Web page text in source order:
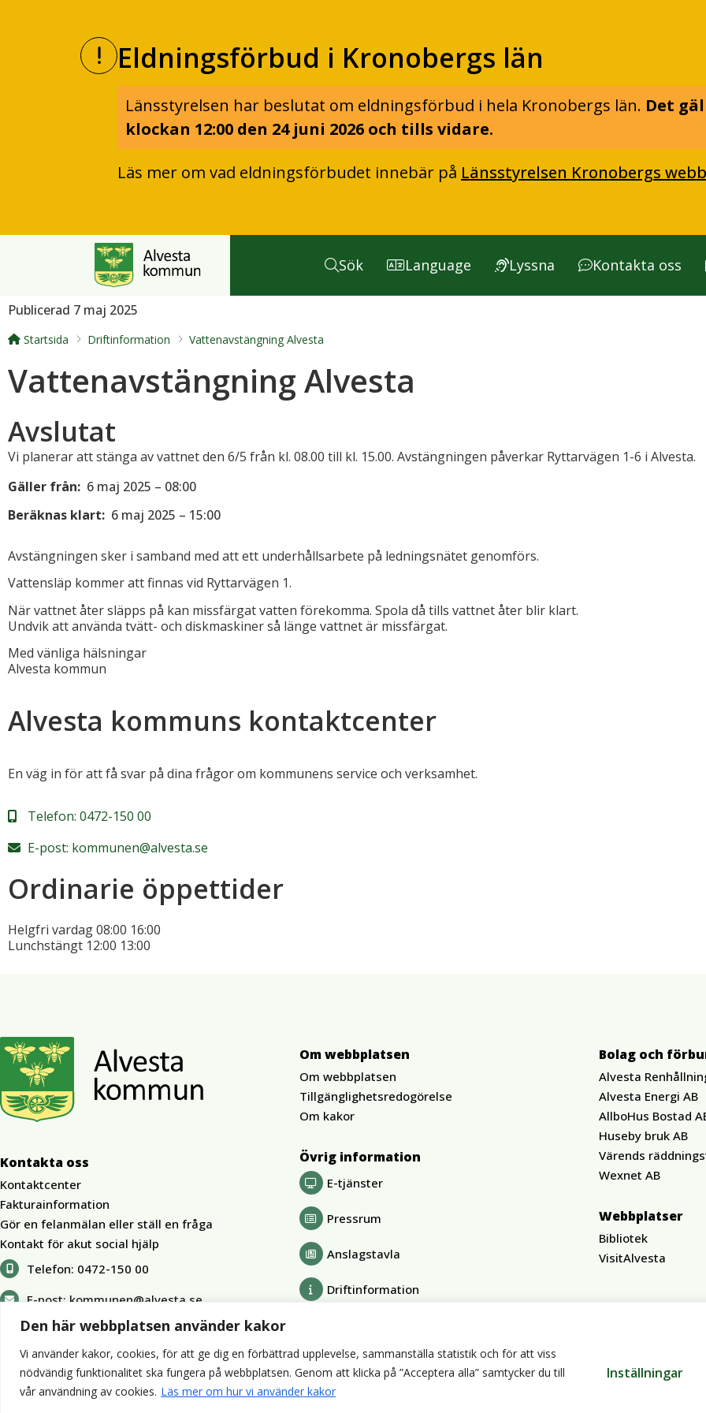
Den här webbplatsen använder kakor
Vi använder kakor, cookies, för att ge dig en förbättrad upplevelse, sammanställa statistik och för att viss
nödvändig funktionalitet ska fungera på webbplatsen. Genom att klicka på ”Acceptera alla” samtycker du till
vår användning av cookies. Läs mer om hur vi använder kakor
Inställningar
Eldningsförbud i Kronobergs län
Länsstyrelsen har beslutat om eldningsförbud i hela Kronobergs län. Det
klockan 12:00 den 24 juni 2026 och tills vidare.
Läs mer om vad eldningsförbudet innebär på Länsstyrelsen Kronobergs
Sök Language Lyssna Kontakta oss
Publicerad 7 maj 2025
Startsida Driftinformation Vattenavstängning Alvesta
Vattenavstängning Alvesta
Avslutat
Vi planerar att stänga av vattnet den 6/5 från kl. 08.00 till kl. 15.00. Avstängningen påverkar Ryttarvägen 1-6 i Alvesta.
Gäller från: 6 maj 2025 – 08:00
Beräknas klart: 6 maj 2025 – 15:00
Avstängningen sker i samband med att ett underhållsarbete på ledningsnätet genomförs.
Vattensläp kommer att finnas vid Ryttarvägen 1.
När vattnet åter släpps på kan missfärgat vatten förekomma. Spola då tills vattnet åter blir klart.
Undvik att använda tvätt- och diskmaskiner så länge vattnet är missfärgat.
Med vänliga hälsningar
Alvesta kommun
Alvesta kommuns kontaktcenter
En väg in för att få svar på dina frågor om kommunens service och verksamhet.
Telefon: 0472-150 00
E-post: kommunen@alvesta.se
Ordinarie öppettider
Helgfri vardag08:00 16:00
Lunchstängt 12:00 13:00
Kontakta oss
Kontaktcenter
Fakturainformation
Gör en felanmälan eller ställ en fråga
Kontakt för akut social hjälp
Telefon: 0472-150 00
E-post: kommunen@alvesta.se
Om webbplatsen
Om webbplatsen
Tillgänglighetsredogörelse
Om kakor
Övrig information
E-tjänster
Pressrum
Anslagstavla
Driftinformation
Bolag och
Alvesta
Alvesta Energi AB
AllboHus Bostad
Huseby bruk AB
Värends
Wexnet AB
Webbplatser
Bibliotek
VisitAlvesta